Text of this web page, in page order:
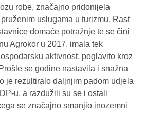
robe, značajno pridonijela
uslugama u turizmu. Rast
domaće potražnje te se čini
Agrokor u 2017. imala tek
aktivnost, poglavito kroz
se godine nastavila i snažna
je rezultiralo daljnjim padom udjela
u, a razdužili su se i ostali
se značajno smanjio inozemni